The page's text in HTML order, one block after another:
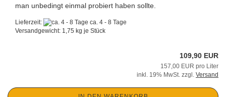
man unbedingt einmal probiert haben sollte.
Lieferzeit:
ca. 4 - 8 Tage
Versandgewicht: 1,75 kg je Stück
109,90 EUR
157,00 EUR pro Liter
inkl. 19% MwSt. zzgl. Versand